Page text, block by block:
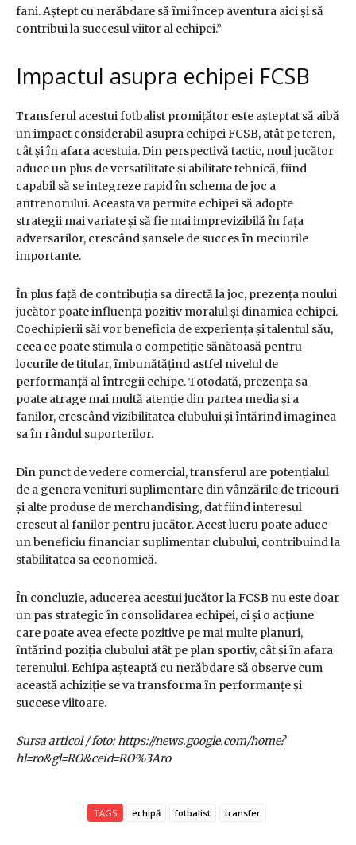
fani. Aștept cu nerăbdare să îmi încep aventura aici și să
contribui la succesul viitor al echipei.”
Impactul asupra echipei FCSB
Transferul acestui fotbalist promițător este așteptat să aibă
un impact considerabil asupra echipei FCSB, atât pe teren,
cât și în afara acestuia. Din perspectivă tactic, noul jucător
aduce un plus de versatilitate și abilitate tehnică, fiind
capabil să se integreze rapid în schema de joc a
antrenorului. Aceasta va permite echipei să adopte
strategii mai variate și să fie mai imprevizibilă în fața
adversarilor, crescând șansele de succes în meciurile
importante.
În plus față de contribuția sa directă la joc, prezența noului
jucător poate influența pozitiv moralul și dinamica echipei.
Coechipierii săi vor beneficia de experiența și talentul său,
ceea ce poate stimula o competiție sănătoasă pentru
locurile de titular, îmbunătățind astfel nivelul de
performanță al întregii echipe. Totodată, prezența sa
poate atrage mai multă atenție din partea media și a
fanilor, crescând vizibilitatea clubului și întărind imaginea
sa în rândul suporterilor.
Din punct de vedere comercial, transferul are potențialul
de a genera venituri suplimentare din vânzările de tricouri
și alte produse de merchandising, dat fiind interesul
crescut al fanilor pentru jucător. Acest lucru poate aduce
un beneficiu financiar suplimentar clubului, contribuind la
stabilitatea sa economică.
În concluzie, aducerea acestui jucător la FCSB nu este doar
un pas strategic în consolidarea echipei, ci și o acțiune
care poate avea efecte pozitive pe mai multe planuri,
întărind poziția clubului atât pe plan sportiv, cât și în afara
terenului. Echipa așteaptă cu nerăbdare să observe cum
această achiziție se va transforma în performanțe și
succese viitoare.
Sursa articol / foto: https://news.google.com/home?
hl=ro&gl=RO&ceid=RO%3Aro
TAGS echipă fotbalist transfer